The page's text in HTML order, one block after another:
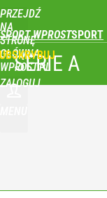
PRZEJDŹ
NA
STRONĘ
GŁÓWNĄ
WPROST.PL
SPORT WPROST
ZALOGUJ
SERIE A